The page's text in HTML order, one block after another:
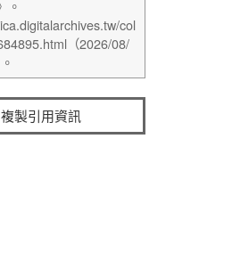
複製引用資訊